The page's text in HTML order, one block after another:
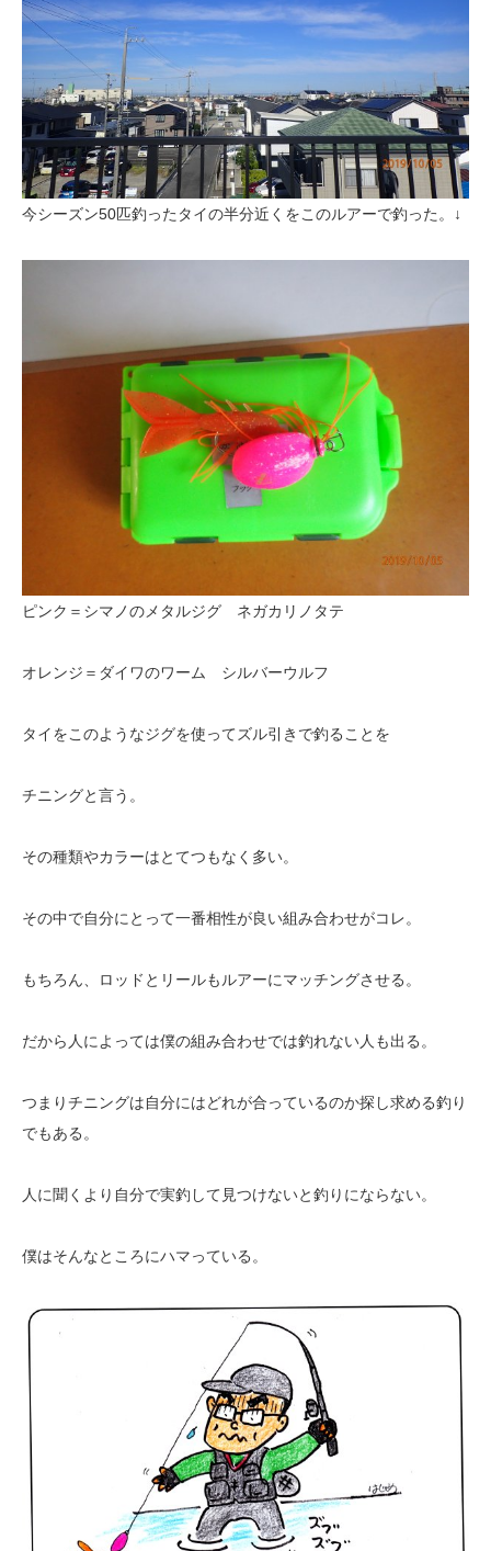
今シーズン50匹釣ったタイの半分近くをこのルアーで釣った。↓
ピンク＝シマノのメタルジグ ネガカリノタテ
オレンジ＝ダイワのワーム シルバーウルフ
タイをこのようなジグを使ってズル引きで釣ることを
チニングと言う。
その種類やカラーはとてつもなく多い。
その中で自分にとって一番相性が良い組み合わせがコレ。
もちろん、ロッドとリールもルアーにマッチングさせる。
だから人によっては僕の組み合わせでは釣れない人も出る。
つまりチニングは自分にはどれが合っているのか探し求める釣り
でもある。
人に聞くより自分で実釣して見つけないと釣りにならない。
僕はそんなところにハマっている。